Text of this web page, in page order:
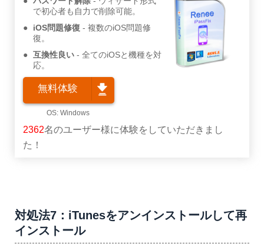
で初心者も自力で削除可能。
iOS問題修復
複数のiOS問題修
復。
互換性良い
全てのiOSと機種を対
応。
無料体験
2362名のユーザー様に体験をしていただきまし
た！
対処法7：iTunesをアンインストールして再
インストール